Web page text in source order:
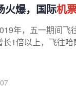
火爆，国际机
年，五一期间飞
长1倍以上，飞往